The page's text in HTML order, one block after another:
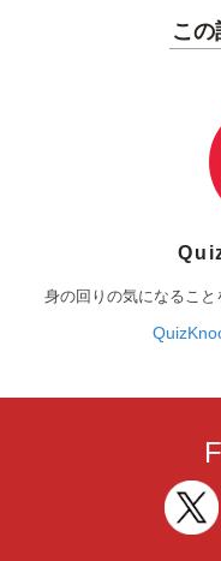
この
身の回りの気になること